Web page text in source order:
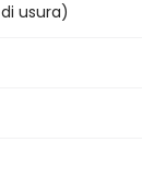
usura)